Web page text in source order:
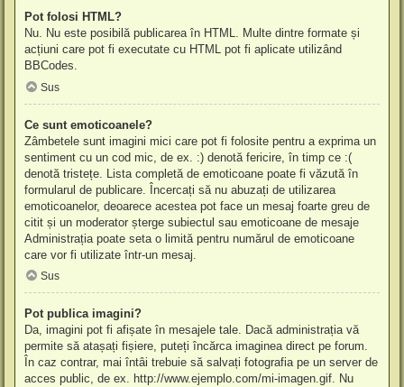
Pot folosi HTML?
Nu. Nu este posibilă publicarea în HTML. Multe dintre formate și
acțiuni care pot fi executate cu HTML pot fi aplicate utilizând
BBCodes.
Sus
Ce sunt emoticoanele?
Zâmbetele sunt imagini mici care pot fi folosite pentru a exprima un
sentiment cu un cod mic, de ex. :) denotă fericire, în timp ce :(
denotă tristețe. Lista completă de emoticoane poate fi văzută în
formularul de publicare. Încercați să nu abuzați de utilizarea
emoticoanelor, deoarece acestea pot face un mesaj foarte greu de
citit și un moderator șterge subiectul sau emoticoane de mesaje
Administrația poate seta o limită pentru numărul de emoticoane
care vor fi utilizate într-un mesaj.
Sus
Pot publica imagini?
Da, imagini pot fi afișate în mesajele tale. Dacă administrația vă
permite să atașați fișiere, puteți încărca imaginea direct pe forum.
În caz contrar, mai întâi trebuie să salvați fotografia pe un server de
acces public, de ex. http://www.ejemplo.com/mi-imagen.gif. Nu